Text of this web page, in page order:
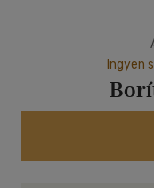
Ingyen